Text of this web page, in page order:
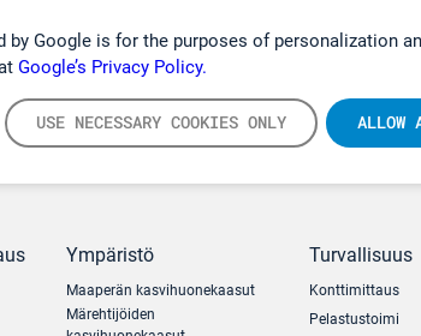
by Google is for the purposes of personalization
Google’s Privacy Policy.
USE NECESSARY COOKIES ONLY ALLOW
Ympäristö
Maaperän kasvihuonekaasut
Märehtijöiden
Turvallisuus
Konttimittaus
Pelastustoimi